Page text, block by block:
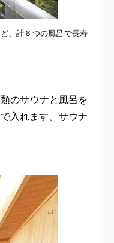
、計６つの風呂で長寿
のサウナと風呂を
入れます。サウナ